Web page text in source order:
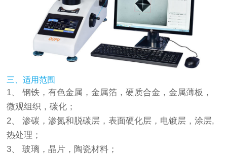
三、适用范围
1、 钢铁，有色金属，金属箔，硬质合金，金属薄板，
微观组织，碳化；
2、 渗碳，渗氮和脱碳层，表面硬化层，电镀层，涂层,
热处理；
3、 玻璃，晶片，陶瓷材料；